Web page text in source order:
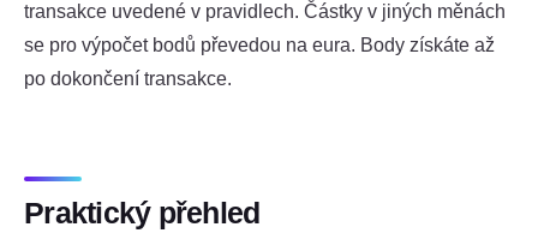
transakce uvedené v pravidlech. Částky v jiných měnách
se pro výpočet bodů převedou na eura. Body získáte až
po dokončení transakce.
Praktický přehled